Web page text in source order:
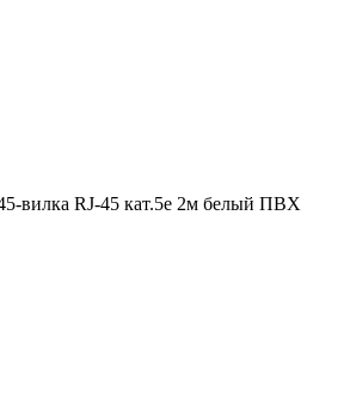
вилка RJ-45 кат.5е 2м белый ПВХ